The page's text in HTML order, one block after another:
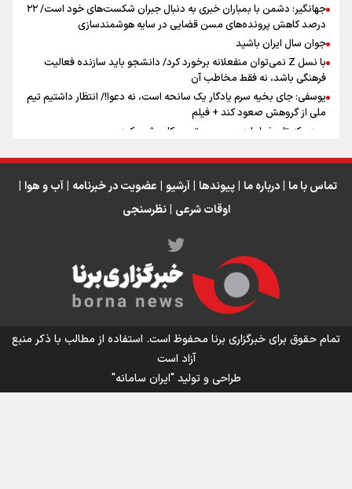
اینفو برنا / ۴ مسیر اصلی پیاده روی اربعین در عراق
اینفو برنا / توصیه‌هایی طلایی برای پیاده روی اربعین
جهانگیر: دشمن با بمباران خبری به دنبال جبران شکست‌های خود است/ ۲۲
درصد کاهش پرونده‌های مسن قضایی در سایه هوشمندسازی
جوان سال ایران باشید
با نسل Z نمی‌توان منفعلانه برخورد کرد/ دانشجو باید سازنده فعالیت
فرهنگی باشد، نه فقط مخاطب آن
یوسفی: جای بخیه سرم یادگار یک سانحه است، نه دعوا!/ انتظار داشتیم تیم
ملی از گروهش صعود کند + فیلم
مردی که تاریخ را با دوربین و موتورسیکلت ثبت کرد
انتظار حضور تیم‌های بزرگ مثل استقلال در لیگ هستیم
تماس با ما | درباره ما | پیوندها | آرشیو | عضویت در خبرنامه | آب و هوا |
اوقات شرعی | نظرسنجی
تمام حقوق برای خبرگزاری برنا محفوظ است. استفاده از مطالب با ذکر منبع
آزاد است
طراحی و تولید"ایران سامانه"